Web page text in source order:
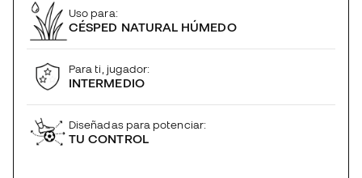
Uso para:
CÉSPED NATURAL HÚMEDO
Para ti, jugador:
INTERMEDIO
Diseñadas para potenciar:
TU CONTROL